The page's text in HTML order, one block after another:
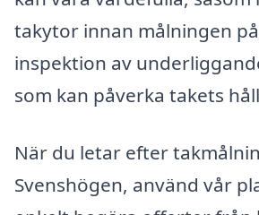
takytor innan målningen
inspektion av
som kan påverka takets
När du letar efter
Svenshögen, använd vår